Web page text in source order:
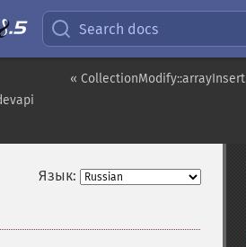
Search docs
« CollectionModify::arrayInsert
Язык: